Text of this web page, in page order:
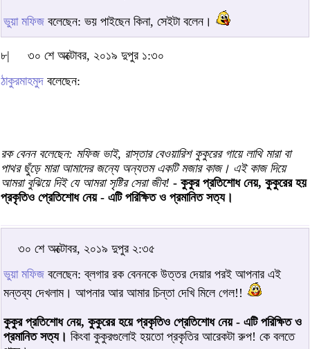
ভুয়া মফিজ বলেছেন: ভয় পাইছেন কিনা, সেইটা বলেন।
৮|
৩০ শে অক্টোবর, ২০১৯ দুপুর ১:৩০
ঠাকুরমাহমুদ বলেছেন:
রক বেনন বলেছেন: মফিজ ভাই, রাস্তার বেওয়ারিশ কুকুরের গায়ে লাথি মারা বা
পাথর ছুঁড়ে মারা আমাদের জন্যে অন্যতম একটি মজার কাজ। এই কাজ দিয়ে
আমরা বুঝিয়ে দিই যে আমরা সৃষ্টির সেরা জীব! - কুকুর প্রতিশোধ নেয়, কুকুরের হয়
প্রকৃতিও প্রেতিশোধ নেয় - এটি পরিক্ষিত ও প্রমানিত সত্য।
৩০ শে অক্টোবর, ২০১৯ দুপুর ২:৩৫
ভুয়া মফিজ বলেছেন: ব্লগার রক বেননকে উত্তর দেয়ার পরই আপনার এই
মন্তব্য দেখলাম। আপনার আর আমার চিন্তা দেখি মিলে গেল!!
কুকুর প্রতিশোধ নেয়, কুকুরের হয়ে প্রকৃতিও প্রেতিশোধ নেয় - এটি পরিক্ষিত ও
প্রমানিত সত্য। কিংবা কুকুরগুলোই হয়তো প্রকৃতির আরেকটা রুপ! কে বলতে